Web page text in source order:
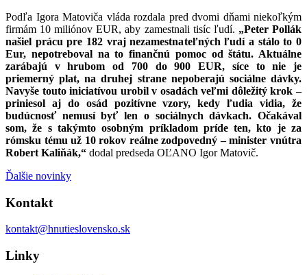
Podľa Igora Matoviča vláda rozdala pred dvomi dňami niekoľkým
firmám 10 miliónov EUR, aby zamestnali tisíc ľudí. „Peter Pollák
našiel prácu pre 182 vraj nezamestnateľných ľudí a stálo to 0
Eur, nepotreboval na to finančnú pomoc od štátu. Aktuálne
zarábajú v hrubom od 700 do 900 EUR, síce to nie je
priemerný plat, na druhej strane nepoberajú sociálne dávky.
Navyše touto iniciatívou urobil v osadách veľmi dôležitý krok –
priniesol aj do osád pozitívne vzory, kedy ľudia vidia, že
budúcnosť nemusí byť len o sociálnych dávkach. Očakával
som, že s takýmto osobným príkladom príde ten, kto je za
rómsku tému už 10 rokov reálne zodpovedný – minister vnútra
Robert Kaliňák,“ dodal predseda OĽANO Igor Matovič.
Ďalšie novinky
Kontakt
kontakt@hnutieslovensko.sk
Linky